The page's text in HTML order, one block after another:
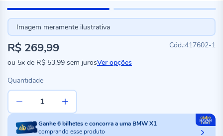
Imagem meramente ilustrativa
417602-1
R$ 269,99
ou 5x de R$ 53,99 sem jurosVer opções
Quantidade
Ganhe6bilheteseconcorra a uma BMW X1
comprando esse produto